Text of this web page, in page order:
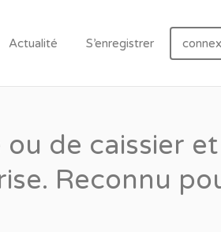
Actualité S’enregistrer
de caissier
Reconnu